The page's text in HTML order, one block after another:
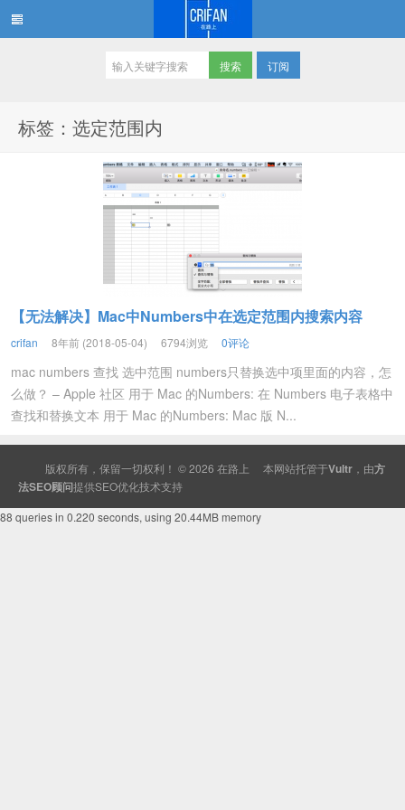
订阅
标签：选定范围内
【无法解决】Mac中Numbers中在选定范围内搜索内容
crifan 8年前 (2018-05-04) 6794浏览 0评论
mac numbers 查找 选中范围 numbers只替换选中项里面的内容，怎
么做？ – Apple 社区 用于 Mac 的Numbers: 在 Numbers 电子表格中
查找和替换文本 用于 Mac 的Numbers: Mac 版 N...
版权所有，保留一切权利！ © 2026 在路上 本网站托管于Vultr ，由方
法SEO顾问提供SEO优化技术支持
88 queries in 0.220 seconds, using 20.44MB memory